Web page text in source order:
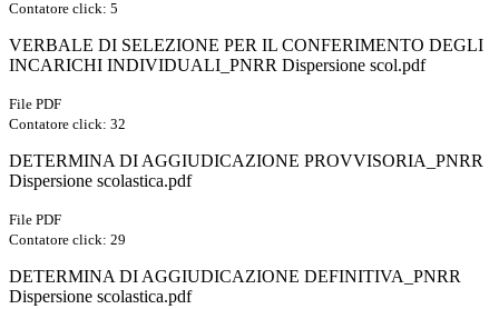
Contatore click: 5
VERBALE DI SELEZIONE PER IL CONFERIMENTO DEGLI
INCARICHI INDIVIDUALI_PNRR Dispersione scol.pdf
File PDF
Contatore click: 32
DETERMINA DI AGGIUDICAZIONE PROVVISORIA_PNRR
Dispersione scolastica.pdf
File PDF
Contatore click: 29
DETERMINA DI AGGIUDICAZIONE DEFINITIVA_PNRR
Dispersione scolastica.pdf